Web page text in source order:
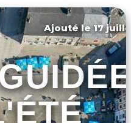
Ajouté le 17